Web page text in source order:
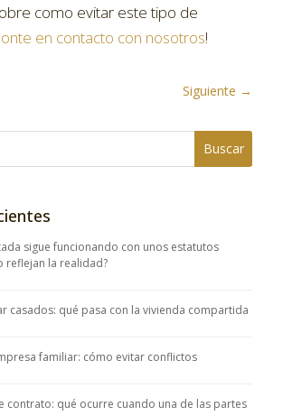
como evitar este tipo de
en contacto con nosotros!
Siguiente →
sigue funcionando con unos estatutos
reflejan la realidad?
casados: qué pasa con la vivienda compartida
familiar: cómo evitar conflictos
contrato: qué ocurre cuando una de las partes